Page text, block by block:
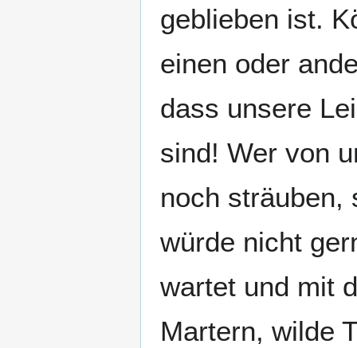
geblieben ist.
einen oder
dass unsere
sind! Wer von
noch sträuben,
würde nicht
wartet und mit
Martern, wilde